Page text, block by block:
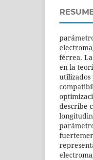
férrea.
en la
utilizados
describe